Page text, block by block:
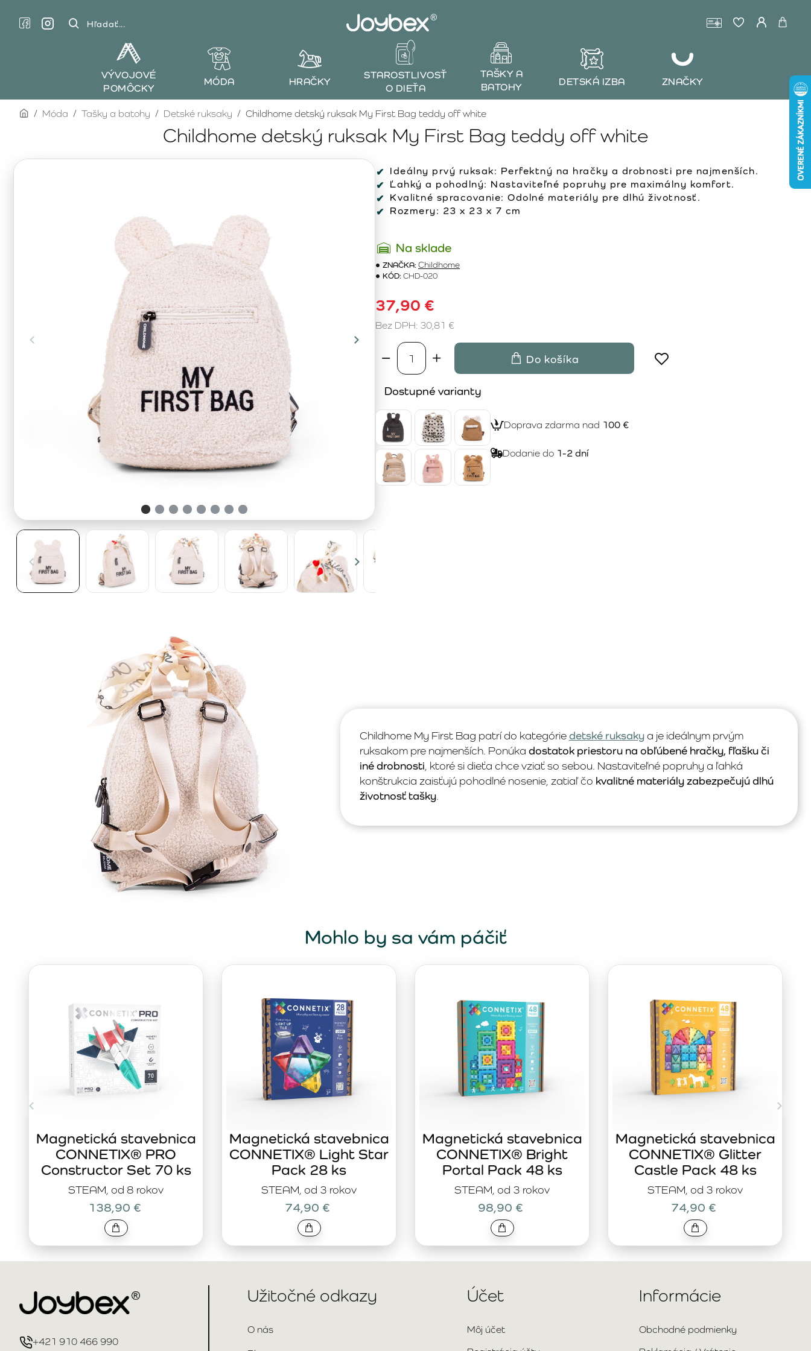
Hľadať...
VÝVOJOVÉ
POMÔCKY
MÓDA HRAČKY
STAROSTLIVOSŤ
O DIEŤA
TAŠKY A
BATOHY
DETSKÁ IZBA ZNAČKY
Childhome detský ruksak My First Bag teddy off white
homeMóda Tašky a batohy Detské ruksaky Childhome detský ruksak My First Bag teddy off white
Ideálny prvý ruksak: Perfektný na hračky a drobnosti pre najmenších.
Ľahký a pohodlný: Nastaviteľné popruhy pre maximálny komfort.
Kvalitné spracovanie: Odolné materiály pre dlhú životnosť.
Rozmery: 23 x 23 x 7 cm
Na sklade
ZNAČKA:Childhome
KÓD:CHD-020
37,90 €
Bez DPH: 30,81 €
Do košíka
Dostupné varianty
Doprava zdarma nad 100 €
Dodanie do 1-2 dní
Childhome My First Bag patrí do kategóriedetské ruksakya je ideálnym prvým
ruksakom pre najmenších. Ponúka dostatok priestoru na obľúbené hračky, fľašku či
iné drobnosti, ktoré si dieťa chce vziať so sebou. Nastaviteľné popruhy a ľahká
konštrukcia zaisťujú pohodlné nosenie, zatiaľ čo kvalitné materiály zabezpečujú dlhú
životnosť tašky.
Mohlo by sa vám páčiť
STEAM, od 8 rokov
Magnetická stavebnica
CONNETIX® PRO
Constructor Set 70 ks
138,90 €
STEAM, od 3 rokov
Magnetická stavebnica
CONNETIX® Light Star
Pack 28 ks
74,90 €
STEAM, od 3 rokov
Magnetická stavebnica
CONNETIX® Bright
Portal Pack 48 ks
98,90 €
STEAM, od 3 rokov
Magnetická stavebnica
CONNETIX® Glitter
Castle Pack 48 ks
74,90 €
+421 910 466 990
Užitočné odkazy
O nás
Účet
Môj účet
Informácie
Obchodné podmienky